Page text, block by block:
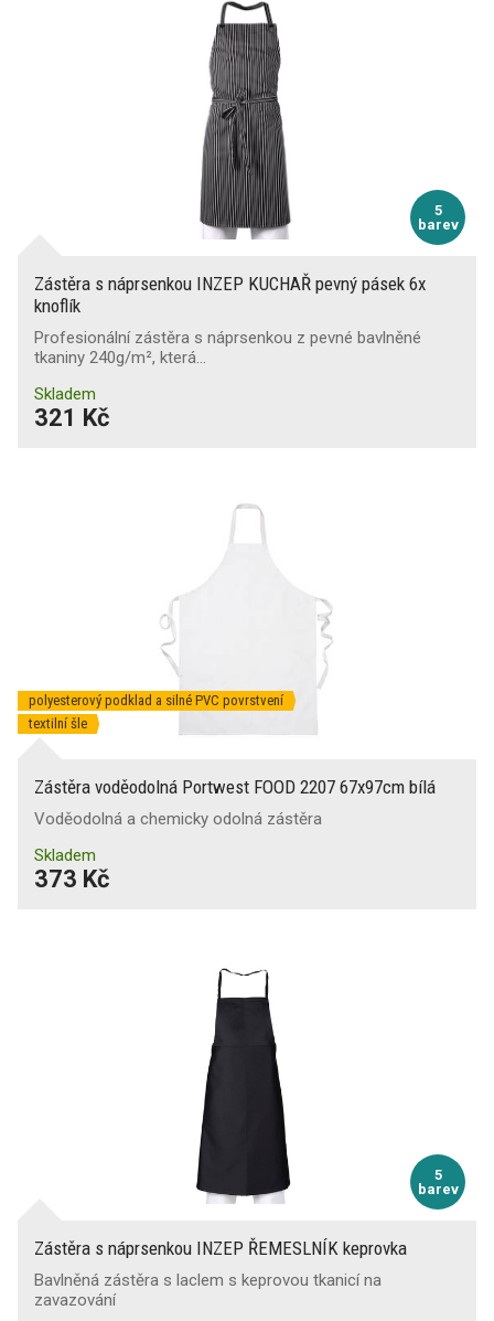
5
barev
Zástěra s náprsenkou INZEP KUCHAŘ pevný pásek 6x
knoflík
Profesionální zástěra s náprsenkou z pevné bavlněné
tkaniny 240g/m², která…
Skladem
321 Kč
polyesterový podklad a silné PVC povrstvení
textilní šle
Zástěra voděodolná Portwest FOOD 2207 67x97cm bílá
Voděodolná a chemicky odolná zástěra
Skladem
373 Kč
5
barev
Zástěra s náprsenkou INZEP ŘEMESLNÍK keprovka
Bavlněná zástěra s laclem s keprovou tkanicí na
zavazování